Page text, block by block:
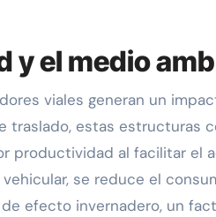
y el medio
viales generan un
traslado, estas estructuras
productividad al facilitar el
se reduce el
efecto invernadero, un